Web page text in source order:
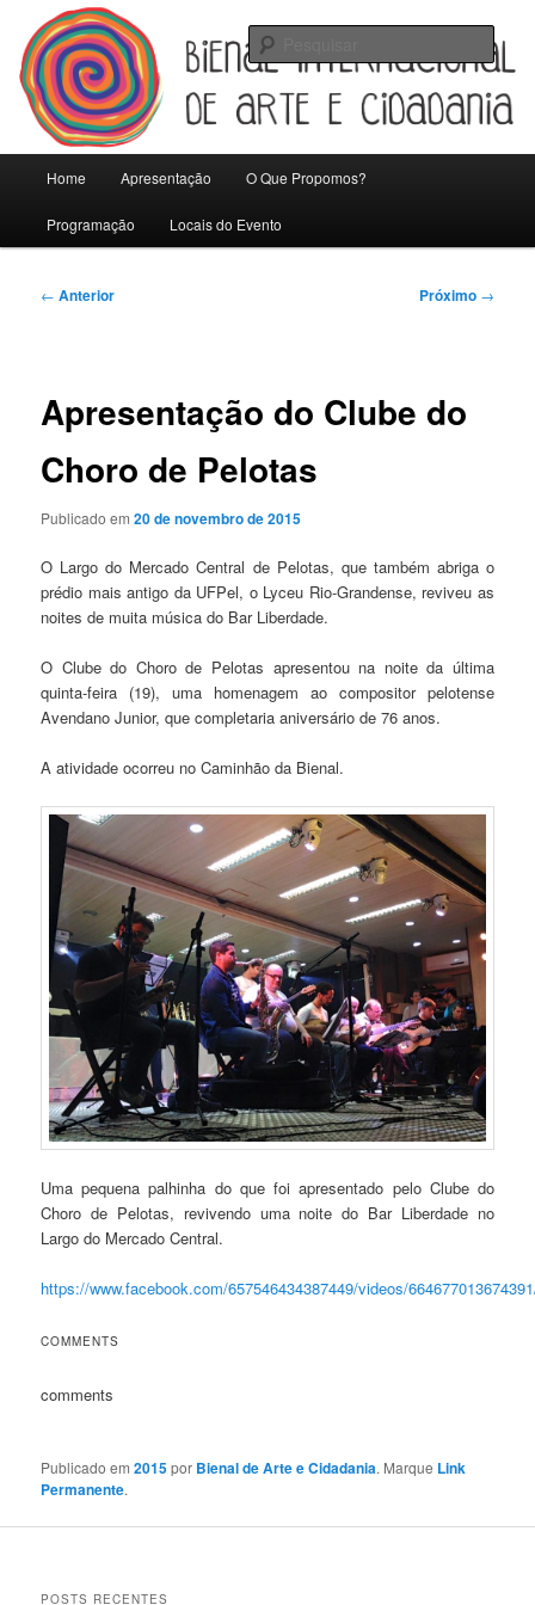
para
conteúdo
principalBienal Internacional de Artes e
Cidadania
Universidade Federal de Pelotas
principal
Home Apresentação O Que Propomos?
Programação Locais do Evento
Navegação
← Anterior Próximo →
Apresentação do Clube do
Choro de Pelotas
Publicado em20 de novembro de 2015
O Largo do Mercado Central de Pelotas, que também abriga o
prédio mais antigo da UFPel, o Lyceu Rio-Grandense, reviveu as
noites de muita música do Bar Liberdade.
O Clube do Choro de Pelotas apresentou na noite da última
quinta-feira (19), uma homenagem ao compositor pelotense
Avendano Junior, que completaria aniversário de 76 anos.
A atividade ocorreu no Caminhão da Bienal.
Uma pequena palhinha do que foi apresentado pelo Clube do
Choro de Pelotas, revivendo uma noite do Bar Liberdade no
Largo do Mercado Central.
https://www.facebook.com/657546434387449/videos/
COMMENTS
comments
Publicado em2015por Bienal de Arte e Cidadania. Marque Link
Permanente.
POSTS RECENTES